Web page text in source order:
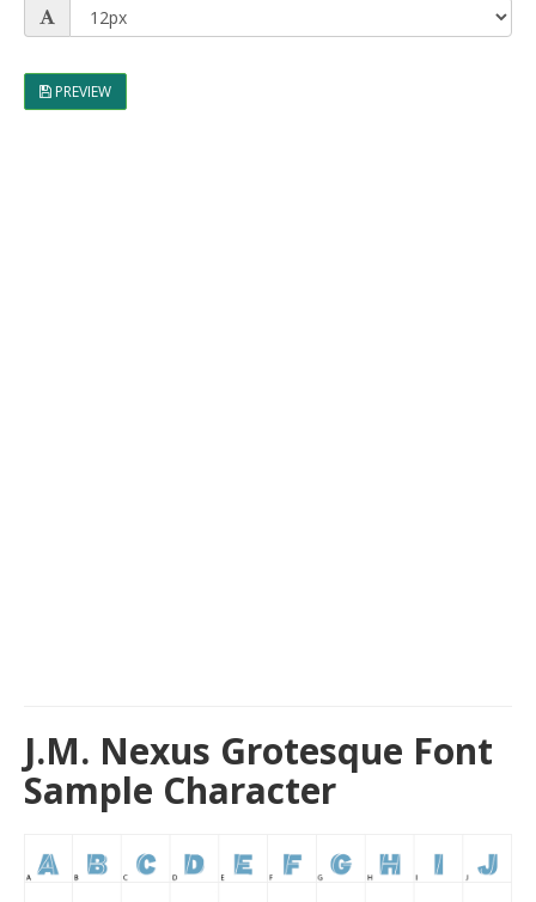
PREVIEW
J.M. Nexus Grotesque Font
Sample Character